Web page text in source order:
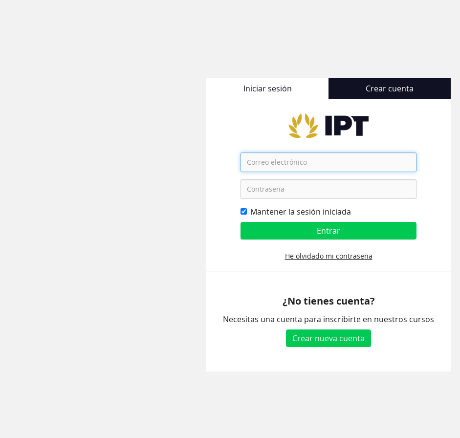
Iniciar sesión Crear cuenta
Correo
electrónico
Contraseña
Mantener la sesión iniciada
Entrar
He olvidado mi contraseña
¿No tienes cuenta?
Necesitas una cuenta para inscribirte en nuestros cursos
Crear nueva cuenta